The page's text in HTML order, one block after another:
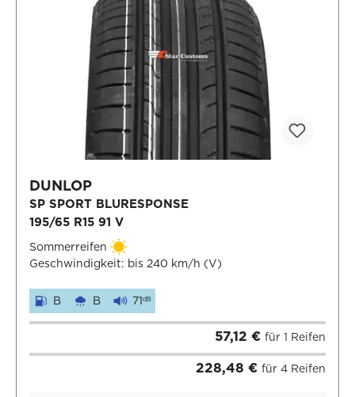
DUNLOP
SP SPORT BLURESPONSE
195/65 R15 91 V
Sommerreifen
Geschwindigkeit: bis 240 km/h (V)
B B 71dB
57,12 € für 1 Reifen
228,48 € für 4 Reifen